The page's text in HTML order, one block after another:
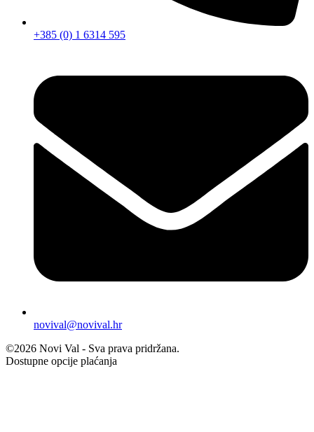
+385 (0) 1 6314 595
novival@novival.hr
©2026 Novi Val - Sva prava pridržana.
Dostupne opcije plaćanja